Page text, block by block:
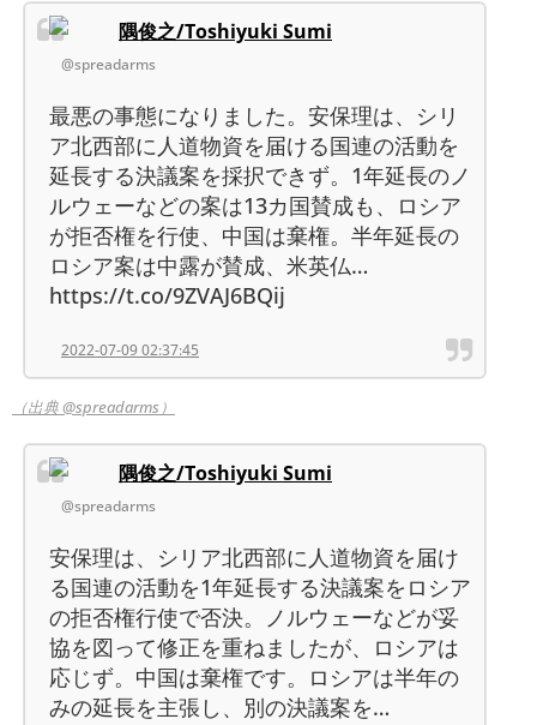
隅俊之/Toshiyuki Sumi
@spreadarms
最悪の事態になりました。安保理は、シリ
ア北西部に人道物資を届ける国連の活動を
延長する決議案を採択できず。1年延長のノ
ルウェーなどの案は13カ国賛成も、ロシア
が拒否権を行使、中国は棄権。半年延長の
ロシア案は中露が賛成、米英仏…
https://t.co/9ZVAJ6BQij
2022-07-09 02:37:45
（出典 @spreadarms）
隅俊之/Toshiyuki Sumi
@spreadarms
安保理は、シリア北西部に人道物資を届け
る国連の活動を1年延長する決議案をロシア
の拒否権行使で否決。ノルウェーなどが妥
協を図って修正を重ねましたが、ロシアは
応じず。中国は棄権です。ロシアは半年の
みの延長を主張し、別の決議案を…